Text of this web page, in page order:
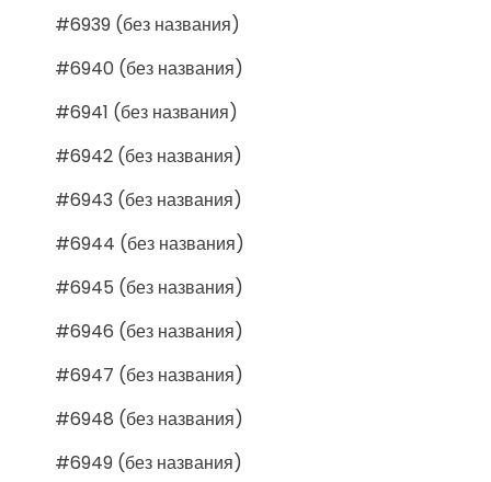
#6939 (без названия)
#6940 (без названия)
#6941 (без названия)
#6942 (без названия)
#6943 (без названия)
#6944 (без названия)
#6945 (без названия)
#6946 (без названия)
#6947 (без названия)
#6948 (без названия)
#6949 (без названия)